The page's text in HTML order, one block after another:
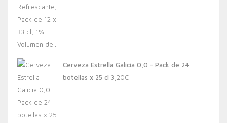
Cerveza Estrella Galicia 0,0 - Pack de 24
botellas x 25 cl 3,20€